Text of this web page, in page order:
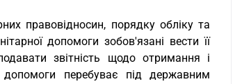
правовідносин, порядку обліку та
допомоги зобов'язані вести її
звітність щодо отримання і
допомоги перебуває під державним